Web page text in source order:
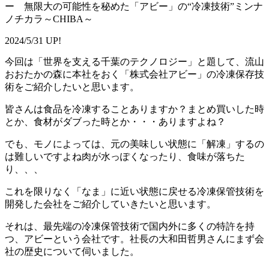
ー 無限大の可能性を秘めた「アビー」の“冷凍技術”ミンナ
ノチカラ～CHIBA～
2024/5/31 UP!
今回は「世界を支える千葉のテクノロジー」と題して、流山
おおたかの森に本社をおく「株式会社アビー」の冷凍保存技
術をご紹介したいと思います。
皆さんは食品を冷凍することありますか？まとめ買いした時
とか、食材がダブった時とか・・・ありますよね？
でも、モノによっては、元の美味しい状態に「解凍」するの
は難しいですよね肉が水っぽくなったり、食味が落ちた
り、、、
これを限りなく「なま」に近い状態に戻せる冷凍保管技術を
開発した会社をご紹介していきたいと思います。
それは、最先端の冷凍保管技術で国内外に多くの特許を持
つ、 アビーという会社です。社長の大和田哲男 さんにまず会
社の歴史について伺いました。